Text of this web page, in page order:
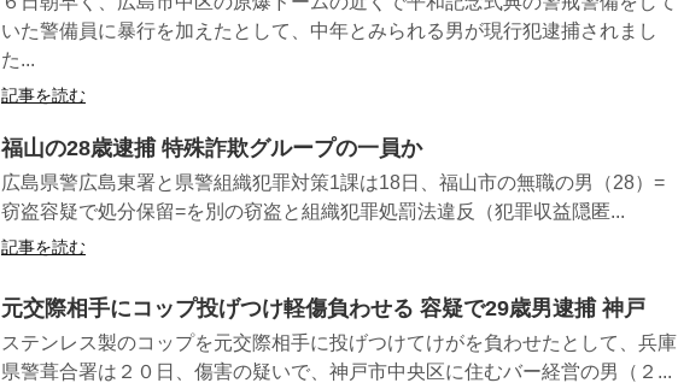
いた警備員に暴行を加えたとして、中年とみられる男が現行犯逮捕されまし
た...
記事を読む
福山の28歳逮捕 特殊詐欺グループの一員か
広島県警広島東署と県警組織犯罪対策1課は18日、福山市の無職の男（28）=
窃盗容疑で処分保留=を別の窃盗と組織犯罪処罰法違反（犯罪収益隠匿...
記事を読む
元交際相手にコップ投げつけ軽傷負わせる 容疑で29歳男逮捕 神戸
ステンレス製のコップを元交際相手に投げつけてけがを負わせたとして、兵庫
県警葺合署は２０日、傷害の疑いで、神戸市中央区に住むバー経営の男（２...